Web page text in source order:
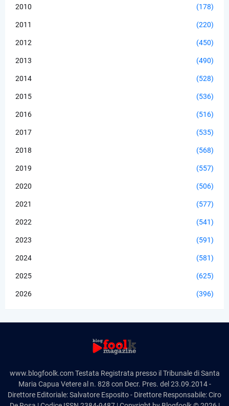
2010 (178)
2011 (220)
2012 (450)
2013 (490)
2014 (528)
2015 (536)
2016 (516)
2017 (535)
2018 (568)
2019 (557)
2020 (506)
2021 (577)
2022 (541)
2023 (591)
2024 (581)
2025 (625)
2026 (396)
www.blogfoolk.com Testata Registrata presso il Tribunale di Santa
Maria Capua Vetere al n. 828 con Decr. Pres. del 23.09.2014 -
Direttore Editoriale: Salvatore Esposito - Direttore Responsabile: Ciro